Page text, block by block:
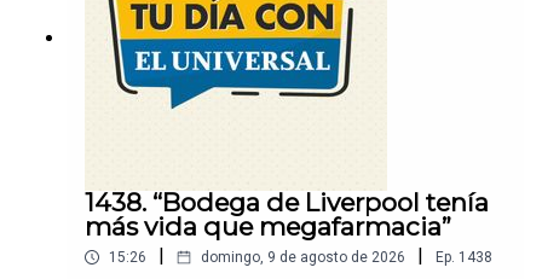
1438. “Bodega de Liverpool tenía
más vida que megafarmacia”
15:26 domingo, 9 de agosto de 2026 Ep. 1438